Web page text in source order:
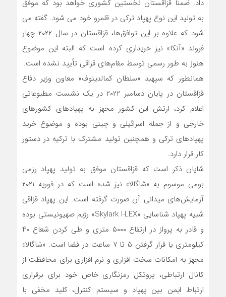
داد. ضمنا قزاقستان نخستین کشوری خواهد بود که موفق
به تولید این نوع پهپاد ترکی در قلمرو خود می شود. گفته می
شود که علاوه بر این توافق‌ها، قزاقستان در سال ۲۰۲۲ چهار
فروند «آنکا» نیز خریداری کرده است که البته این موضوع
هنوز به طور رسمی توسط مقام‌های قزاقی تأیید نشده است.
همانطور که سپهبد «سلطان کمالدینوف» معاون وزیر دفاع
قزاقستان در پایان دسامبر ۲۰۲۲ در یک نشست مطبوعاتی
اعلام کرد، ارتش این کشور مجهز به پهپادهای کشورهای
خارجی و از جمله اسرائیلی و چینی بوده و موضوع خرید
پهپادهای ترکی و همچنین تولید مشترک با ترکیه در دستور
کار قرار دارد.
شایان ذکر است که قزاقستان موفق به تولید پهپاد رزمی
بومی موسوم به «شاگالا» نیز شده است که در فوریه ۲۰۲۱
آزمایش‌های میدانی آن صورت گرفته است. این پهپاد قزاقی
شبیه پهپاد شناسایی «Skylark I-LEX» رژیم صهیونیستی بوده
و قادر به پرواز در ارتفاع ۵۰۰۰ متری و طی کردن شعاع ۴۰
کیلومتری یا قرار گرفتن ۵ تا ۷ ساعت در فضا است. «شاگالا»
مجهز به امکانات سخت افزاری و نرم افزاری برای محافظت از
کانال ارتباطی، پروتکل رمزنگاری خاص خود برای برقراری
ارتباط ایمن بین پهپاد و سیستم کنترل، کلید مخفی با